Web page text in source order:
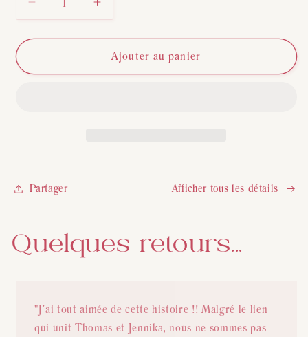
Réduire
la
Fil
Augmenter
la
Fil
Ajouter au panier
Partager Afficher tous les détails
Quelques retours...
"J’ai tout aimée de cette histoire !! Malgré le lien
qui unit Thomas et Jennika, nous ne sommes pas